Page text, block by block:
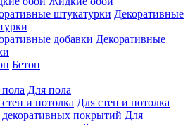
Декоративные
Декоративные
Бетон
Для пола
Для стен и потолка
Для